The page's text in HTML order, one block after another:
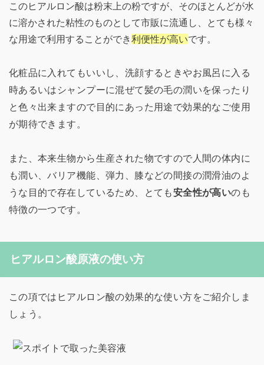
このヒアルロン酸は粉末上の粉ですが、そのほとんどが水
に溶かされた粘性のものとして市販に流通し、とても様々
な用途で利用することができ利便性が高いです。
化粧品に入れてもいいし、洗顔するときやお風呂に入る
時あるいはシャンプーに混ぜて髪の毛の潤いを保ったり
と色々出来ますので目的にあった用途で効果的なご使用
が期待できます。
また、本来生物から生産された物ですので人間の体内に
も潤い、バリア機能、弾力、膝などの間接の潤滑油のよ
うな目的で存在しているため、とても安全性が高いのも
特徴の一つです。
ヒアルロン酸原液の使い方
この項ではヒアルロン酸の効果的な使い方をご紹介しま
しょう。